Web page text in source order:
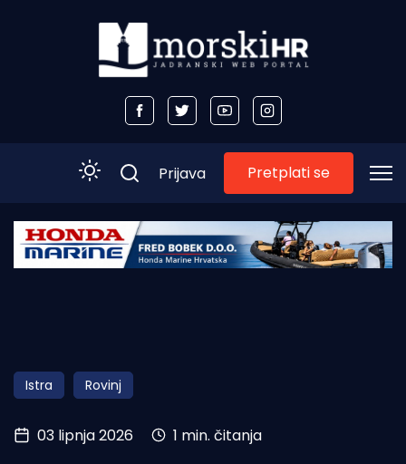
Početna
Obala
Otoci
Turizam i nautika
Prijava Pretplati se
Istra Rovinj
03 lipnja 2026 1 min. čitanja